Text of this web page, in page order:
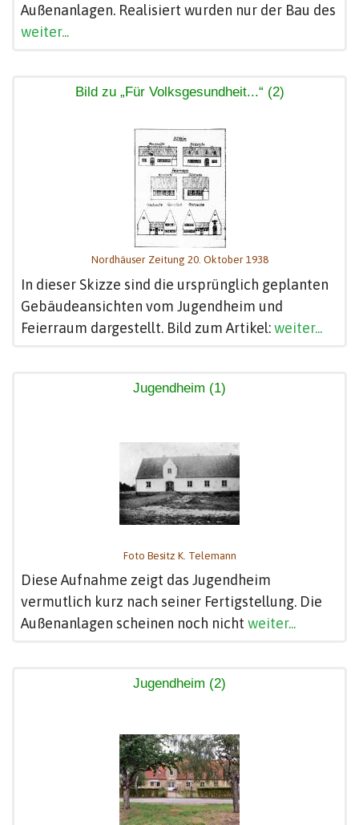
Außenanlagen. Realisiert wurden nur der Bau des
weiter...
Bild zu „Für Volksgesundheit...“ (2)
Nordhäuser Zeitung 20. Oktober 1938
In dieser Skizze sind die ursprünglich geplanten
Gebäudeansichten vom Jugendheim und
Feierraum dargestellt. Bild zum Artikel:weiter...
Jugendheim (1)
Foto Besitz K. Telemann
Diese Aufnahme zeigt das Jugendheim
vermutlich kurz nach seiner Fertigstellung. Die
Außenanlagen scheinen noch nicht weiter...
Jugendheim (2)